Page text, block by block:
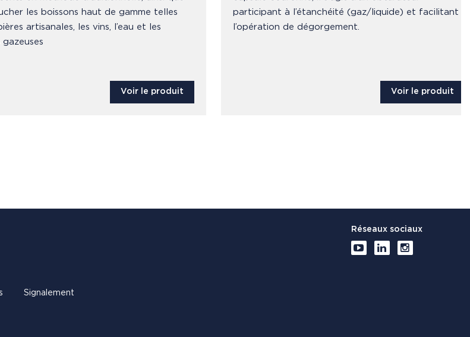
les boissons haut de gamme telles
artisanales, les vins, l’eau et les
gazeuses
Voir le produit
participant à l’étanchéité (gaz/liquide) et facilitant
l’opération de dégorgement.
Voir le produit
Signalement
Réseaux sociaux